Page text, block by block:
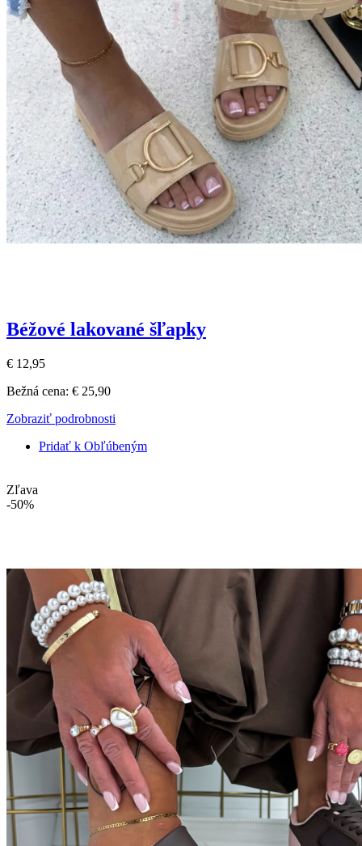
Béžové lakované šľapky
€ 12,95
Bežná cena: € 25,90
Zobraziť podrobnosti
Pridať k Obľúbeným
Zľava
-50%